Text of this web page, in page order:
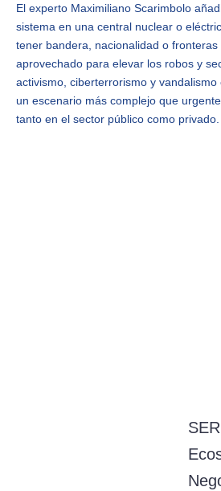
El experto Maximiliano Scarimbolo
sistema en una central nuclear o
tener bandera, nacionalidad o
aprovechado para elevar los robos y
activismo, ciberterrorismo y
un escenario más complejo que
tanto en el sector público como privado.